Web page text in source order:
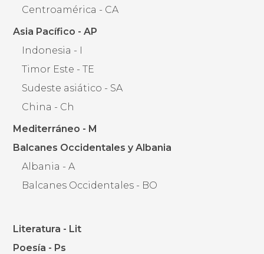
Centroamérica - CA
Asia Pacífico - AP
Indonesia - I
Timor Este - TE
Sudeste asiático - SA
China - Ch
Mediterráneo - M
Balcanes Occidentales y Albania
Albania - A
Balcanes Occidentales - BO
Literatura - Lit
Poesía - Ps